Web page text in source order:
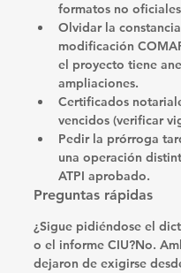
formatos no
Olvidar la
modificación
el proyecto tiene
ampliaciones.
Certificados
vencidos (verificar
Pedir la prórroga
una operación
ATPI aprobado.
Preguntas rápidas
¿Sigue pidiéndose el
o el informe CIU?No.
dejaron de exigirse